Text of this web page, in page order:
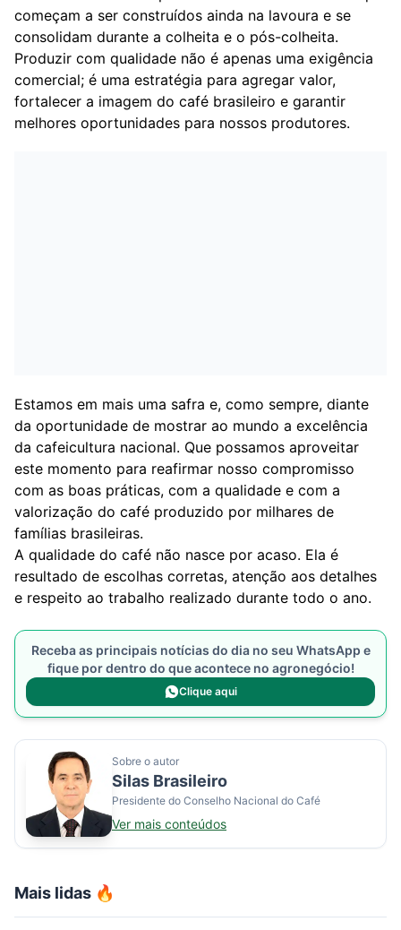
Mais lidas 🔥
começam a ser construídos ainda na lavoura e se
consolidam durante a colheita e o pós-colheita.
Produzir com qualidade não é apenas uma exigência
comercial; é uma estratégia para agregar valor,
fortalecer a imagem do café brasileiro e garantir
melhores oportunidades para nossos produtores.
Estamos em mais uma safra e, como sempre, diante
da oportunidade de mostrar ao mundo a excelência
da cafeicultura nacional. Que possamos aproveitar
este momento para reafirmar nosso compromisso
com as boas práticas, com a qualidade e com a
valorização do café produzido por milhares de
famílias brasileiras.
A qualidade do café não nasce por acaso. Ela é
resultado de escolhas corretas, atenção aos detalhes
e respeito ao trabalho realizado durante todo o ano.
Receba as principais notícias do dia no seu WhatsApp e
fique por dentro do que acontece no agronegócio!
Clique aqui
Sobre o autor
Silas Brasileiro
Presidente do Conselho Nacional do Café
Ver mais conteúdos